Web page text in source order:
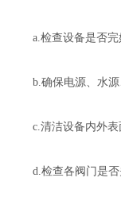
a.检查设备是否完
b.确保电源、水源
c.清洁设备内外表
d.检查各阀门是否